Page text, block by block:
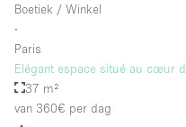
Boetiek / Winkel
∙
Paris
Elégant espace situé au cœur
37 m²
van 360€ per dag